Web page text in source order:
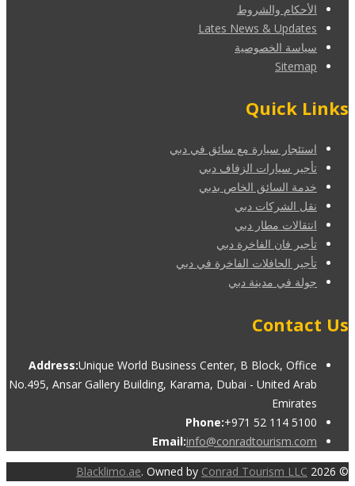
الأحكام والشروط
Lates News & Updates
سياسة الخصوصية
Sitemap
Quick Links
استئجار سيارة مع سائق في دبي
تأجير سيارات الزفاف دبي
خدمة السائق الخاص بدبي
نقل الشركات دبي
انتقالات مطار دبي
تأجير فان الفاخرة دبي
تأجير الحافلات الفاخرة في دبي
جولة في مدينة دبي
Contact Us
Address:Unique World Business Center, B Block, Office
No.495, Ansar Gallery Building, Karama, Dubai - United Arab
Emirates
Phone:+971 52 114 5100
Email:info@conradtourism.com
© 2026
Blacklimo.ae. Owned by Conrad Tourism LLC